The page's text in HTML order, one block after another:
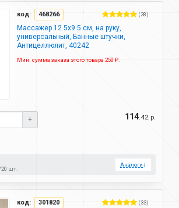
код: 468266 (38)
Массажер 12.5х9.5 см, на руку,
универсальный, Банные штучки,
Антицеллюлит, 40242
Мин. сумма заказа этого товара 250 ₽.
+ 114.42 р.
20 шт.
Аналоги↓
код: 301820 (33)